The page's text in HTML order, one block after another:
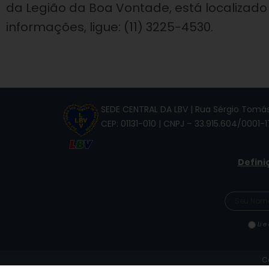
da Legião da Boa Vontade, está
informações, ligue: (11) 3225-4530.
SEDE CENTRAL DA LBV | Rua Sérgio
CEP: 01131-010 | CNPJ – 33.915.604/
Li